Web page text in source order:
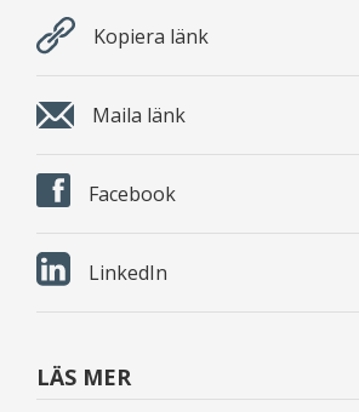
Kopiera länk
Maila länk
Facebook
LinkedIn
LÄS MER